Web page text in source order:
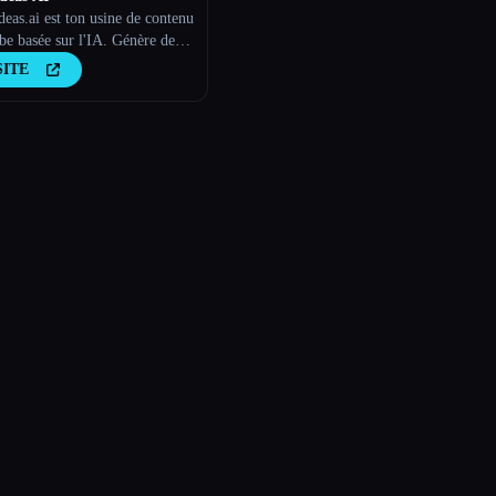
est ton usine de contenu
basée sur l'IA. Génère des
d'un virus, de nouvelles
vidéos et du contenu